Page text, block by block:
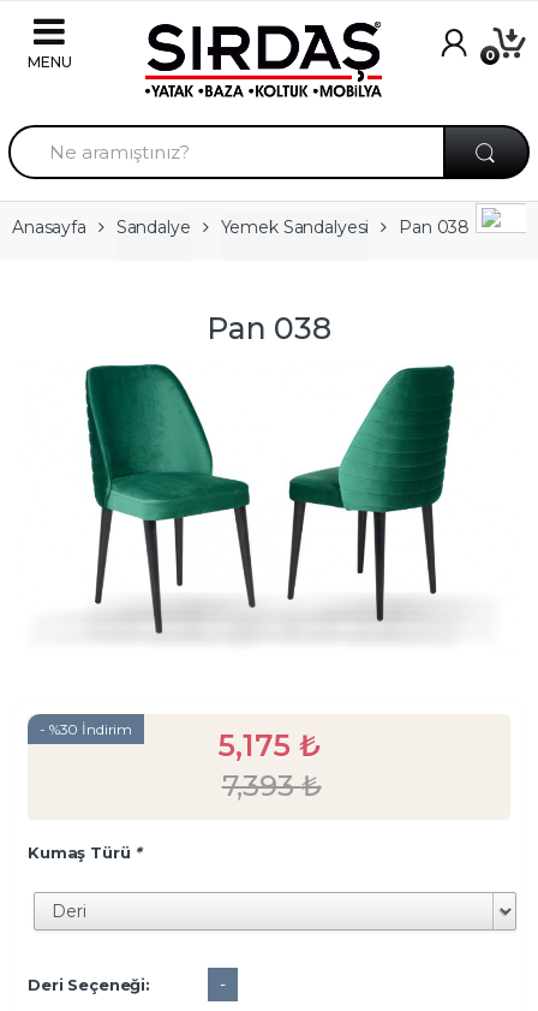
Skip to navigation
Skip to content
A
r
a
m
a
Anasayfa Sandalye Yemek Sandalyesi Pan 038
Pan 038
- %30 İndirim 5,175 ₺
7,393₺
Kumaş Türü *
Deri Seçeneği: -
0